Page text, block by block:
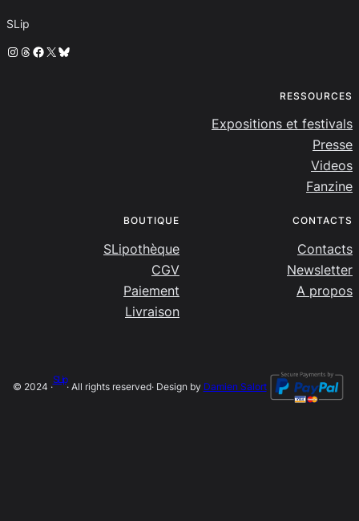
SLip
Instagram
Threads
Facebook
X Bluesky
RESSOURCES
Expositions et festivals
Presse
Videos
Fanzine
BOUTIQUE
SLipothèque
CGV
Paiement
Livraison
CONTACTS
Contacts
Newsletter
A propos
© 2024 ·
SLip
· All rights reserved· Design by Damien Salort